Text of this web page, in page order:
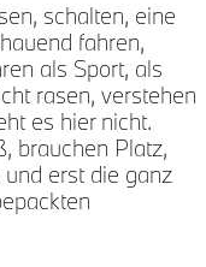
schalten, eine
fahren,
als Sport, als
rasen, verstehen
es hier nicht.
brauchen Platz,
und erst die ganz